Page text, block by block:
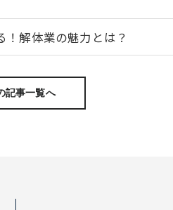
！解体業の魅力とは？
記事一覧へ